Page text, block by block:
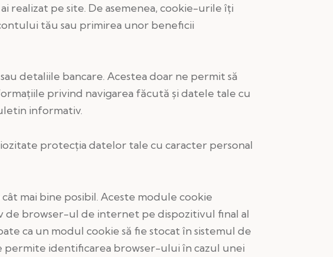
realizat pe site. De asemenea, cookie-urile îți
tău sau primirea unor beneficii
detaliile bancare. Acestea doar ne permit să
privind navigarea făcută și datele tale cu
informativ.
protecția datelor tale cu caracter personal
mai bine posibil. Aceste module cookie
browser-ul de internet pe dispozitivul final al
ca un modul cookie să fie stocat în sistemul de
permite identificarea browser-ului în cazul unei